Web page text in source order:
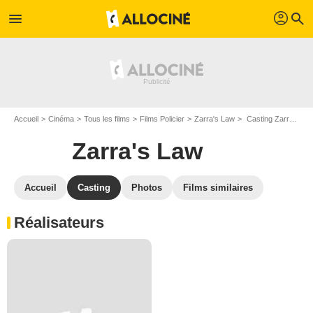
menu profil search
Accueil Cinéma Tous les films Films Policier Zarra's Law Casting Zarra's Law
Zarra's Law
Accueil Casting Photos Films similaires
Réalisateurs